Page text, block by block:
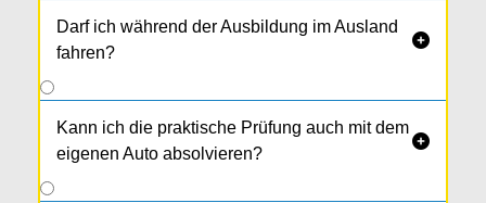
Darf ich während der Ausbildung im Ausland
fahren?

Kann ich die praktische Prüfung auch mit dem
eigenen Auto absolvieren?
